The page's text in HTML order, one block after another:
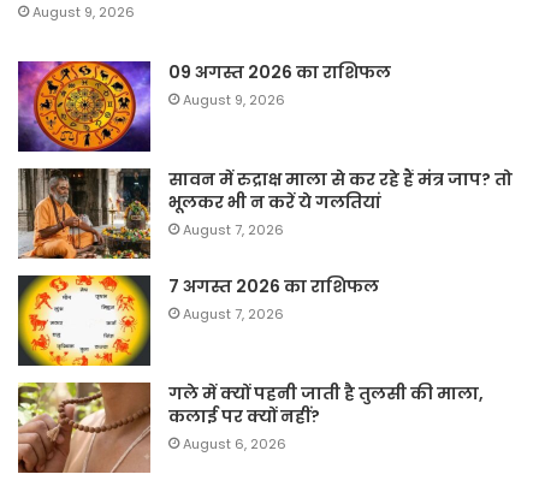
August 9, 2026
09 अगस्त 2026 का राशिफल
August 9, 2026
सावन में रुद्राक्ष माला से कर रहे हैं मंत्र जाप? तो
भूलकर भी न करें ये गलतियां
August 7, 2026
7 अगस्त 2026 का राशिफल
August 7, 2026
गले में क्यों पहनी जाती है तुलसी की माला,
कलाई पर क्यों नहीं?
August 6, 2026